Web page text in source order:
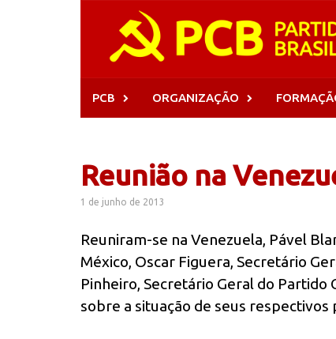
PCB ORGANIZAÇÃO
Reunião na
1 de junho de 2013
Reuniram-se na Venezuela, Pável
México, Oscar Figuera, Secretário
Pinheiro, Secretário Geral do
sobre a situação de seus